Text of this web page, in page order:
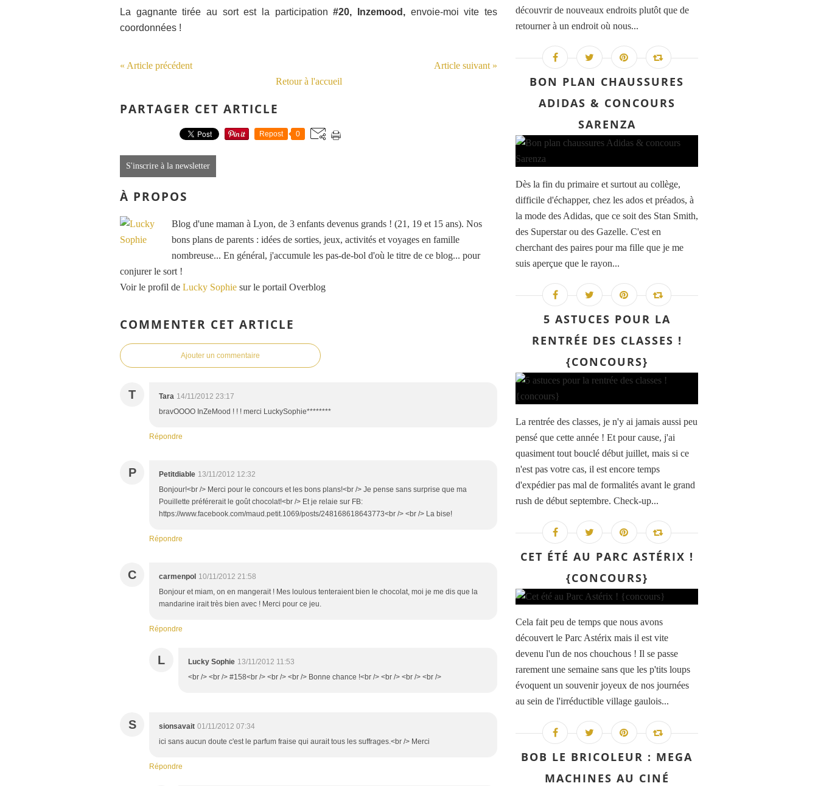
La gagnante tirée au sort est la participation#20, Inzemood, envoie-moi vite tes
coordonnées !
« Article précédent
Article suivant »
Retour à l'accueil
PARTAGER CET ARTICLE
Repost 0
S'inscrire à la newsletter
À PROPOS
Blog d'une maman à Lyon, de 3 enfants devenus grands ! (21, 19 et 15 ans). Nos
bons plans de parents : idées de sorties, jeux, activités et voyages en famille
nombreuse... En général, j'accumule les pas-de-bol d'où le titre de ce blog... pour
conjurer le sort !
Voir le profil de Lucky Sophie sur le portail Overblog
COMMENTER CET ARTICLE
Ajouter un commentaire
T Tara 14/11/2012 23:17
bravOOOO InZeMood ! ! ! merci LuckySophie********
Répondre
P Petitdiable 13/11/2012 12:32
Bonjour!<br /> Merci pour le concours et les bons plans!<br /> Je pense sans surprise que ma
Pouillette préférerait le goût chocolat!<br /> Et je relaie sur FB:
https://www.facebook.com/maud.petit.1069/posts/248168618643773<br /> <br /> La bise!
Répondre
C carmenpol 10/11/2012 21:58
Bonjour et miam, on en mangerait ! Mes loulous tenteraient bien le chocolat, moi je me dis que la
mandarine irait très bien avec ! Merci pour ce jeu.
Répondre
L Lucky Sophie 13/11/2012 11:53
<br /> <br /> #158<br /> <br /> <br /> Bonne chance !<br /> <br /> <br /> <br />
S sionsavait 01/11/2012 07:34
ici sans aucun doute c'est le parfum fraise qui aurait tous les suffrages.<br /> Merci
Répondre
découvrir de nouveaux endroits plutôt que de
retourner à un endroit où nous...
BON PLAN CHAUSSURES
ADIDAS & CONCOURS
SARENZA
Dès la fin du primaire et surtout au collège,
difficile d'échapper, chez les ados et préados, à
la mode des Adidas, que ce soit des Stan Smith,
des Superstar ou des Gazelle. C'est en
cherchant des paires pour ma fille que je me
suis aperçue que le rayon...
5 ASTUCES POUR LA
RENTRÉE DES CLASSES !
{CONCOURS}
La rentrée des classes, je n'y ai jamais aussi peu
pensé que cette année ! Et pour cause, j'ai
quasiment tout bouclé début juillet, mais si ce
n'est pas votre cas, il est encore temps
d'expédier pas mal de formalités avant le grand
rush de début septembre. Check-up...
CET ÉTÉ AU PARC ASTÉRIX !
{CONCOURS}
Cela fait peu de temps que nous avons
découvert le Parc Astérix mais il est vite
devenu l'un de nos chouchous ! Il se passe
rarement une semaine sans que les p'tits loups
évoquent un souvenir joyeux de nos journées
au sein de l'irréductible village gaulois...
BOB LE BRICOLEUR : MEGA
MACHINES AU CINÉ